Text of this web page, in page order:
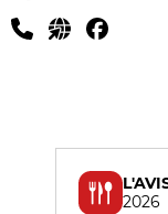
2026